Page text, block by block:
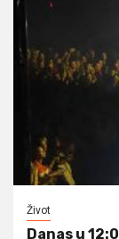
Život
Danas u